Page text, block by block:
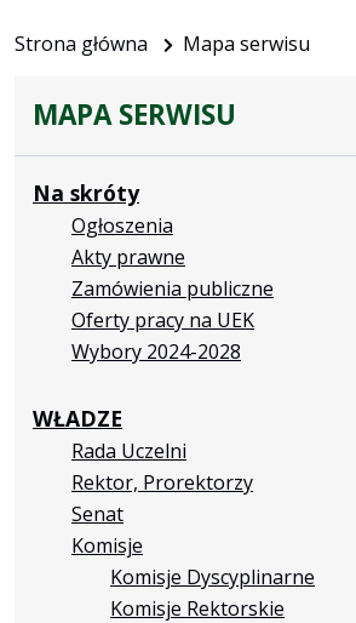
Strona główna Mapa serwisu
MAPA SERWISU
Na skróty
Ogłoszenia
Akty prawne
Zamówienia publiczne
Oferty pracy na UEK
Wybory 2024-2028
WŁADZE
Rada Uczelni
Rektor, Prorektorzy
Senat
Komisje
Komisje Dyscyplinarne
Komisje Rektorskie